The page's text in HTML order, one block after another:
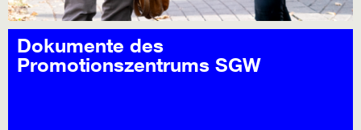
Dokumente des
Promotionszentrums SGW